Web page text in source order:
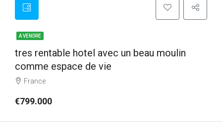
A VENDRE
tres rentable hotel avec un beau moulin
comme espace de vie
France
€799.000